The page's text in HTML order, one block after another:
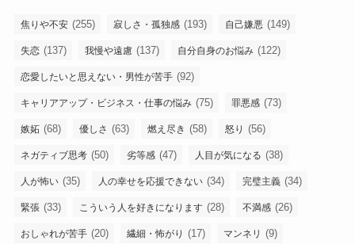
焦りや不安 (255) 寂しさ・孤独感 (193) 自己嫌悪 (149)
失恋 (137) 我慢や遠慮 (137) 自分自身のお悩み (122)
恋愛したいと思えない・男性が苦手 (92)
キャリアアップ・ビジネス・仕事の悩み (75) 罪悪感 (73)
嫉妬 (68) 優しさ (63) 燃え尽き (58) 怒り (56)
ネガティブ思考 (50) 劣等感 (47) 人目が気になる (38)
人が怖い (35) 人の幸せを応援できない (34) 完璧主義 (34)
緊張 (33) こういう人を好きになります (28) 不満感 (26)
おしゃれが苦手 (20) 繊細・怖がり (17) マンネリ (9)